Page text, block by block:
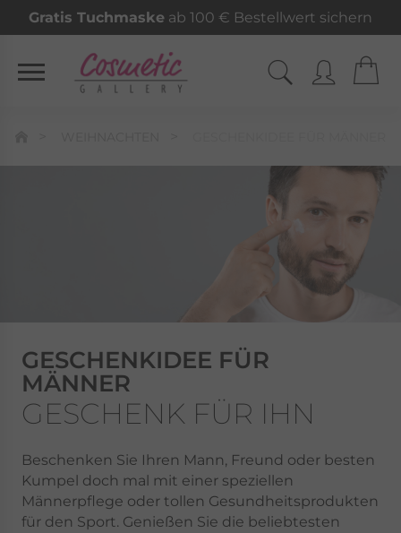
Gratis Tuchmaske ab 100 € Bestellwert sichern
GESCHENKIDEE FÜR
MÄNNER
GESCHENK FÜR IHN
Beschenken Sie Ihren Mann, Freund oder besten
Kumpel doch mal mit einer speziellen
Männerpflege oder tollen Gesundheitsprodukten
für den Sport. Genießen Sie die beliebtesten